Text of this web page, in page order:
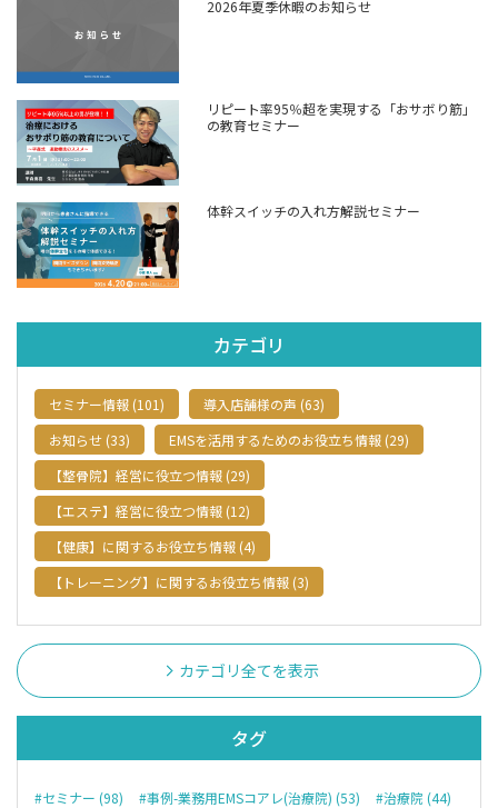
2026年夏季休暇のお知らせ
リピート率95％超を実現する「おサボり筋」
の教育セミナー
体幹スイッチの入れ方解説セミナー
カテゴリ
セミナー情報 (101)
導入店舗様の声 (63)
お知らせ (33)
EMSを活用するためのお役立ち情報 (29)
【整骨院】経営に役立つ情報 (29)
【エステ】経営に役立つ情報 (12)
【健康】に関するお役立ち情報 (4)
【トレーニング】に関するお役立ち情報 (3)
カテゴリ全てを表示
タグ
#セミナー (98) #事例-業務用EMSコアレ(治療院) (53)
#治療院 (44)